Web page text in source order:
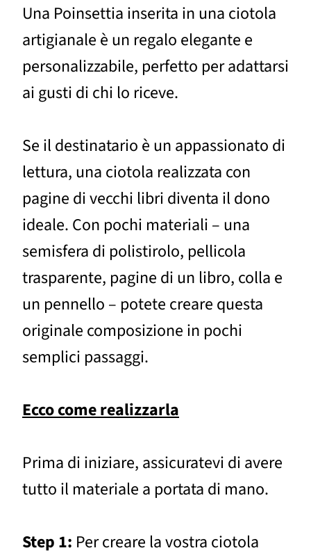
Una Poinsettia inserita in una ciotola
artigianale è un regalo elegante e
personalizzabile, perfetto per adattarsi
ai gusti di chi lo riceve.
Se il destinatario è un appassionato di
lettura, una ciotola realizzata con
pagine di vecchi libri diventa il dono
ideale. Con pochi materiali – una
semisfera di polistirolo, pellicola
trasparente, pagine di un libro, colla e
un pennello – potete creare questa
originale composizione in pochi
semplici passaggi.
Ecco come realizzarla
Prima di iniziare, assicuratevi di avere
tutto il materiale a portata di mano.
Step 1: Per creare la vostra ciotola